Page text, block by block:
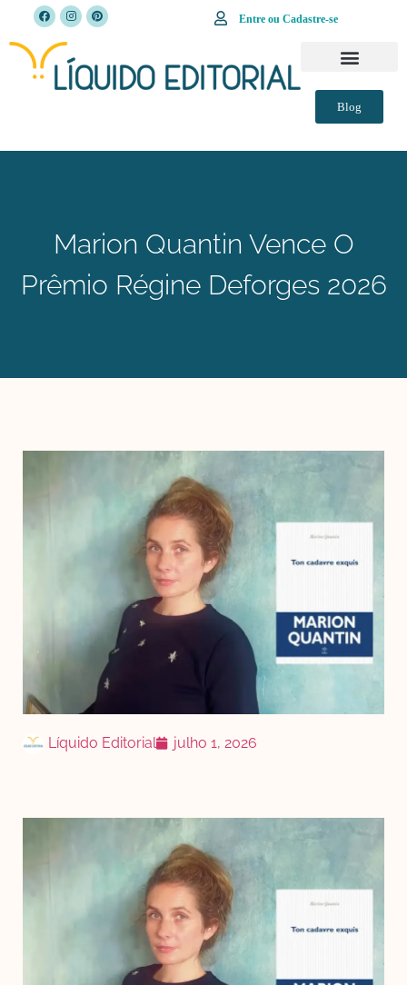
Entre ou Cadastre-se
Blog
Marion Quantin Vence O
Prêmio Régine Deforges 2026
Líquido Editorial julho 1, 2026